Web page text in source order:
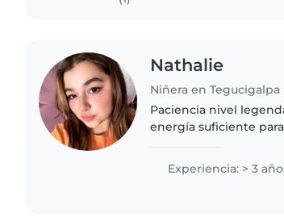
Nathalie
Niñera en Tegucigalpa
Paciencia nivel
energía suficiente
Experiencia: > 3